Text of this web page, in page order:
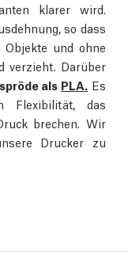
klarer wird.
so dass
und ohne
verzieht. Darüber
als PLA. Es
das
brechen. Wir
Drucker zu